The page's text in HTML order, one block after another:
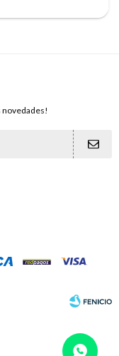
novedades!